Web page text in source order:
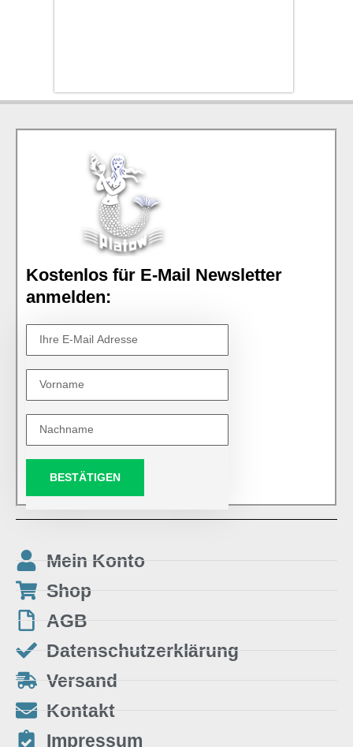
Kostenlos für E-Mail Newsletter
anmelden:
BESTÄTIGEN
Mein Konto
Shop
AGB
Datenschutzerklärung
Versand
Kontakt
Impressum